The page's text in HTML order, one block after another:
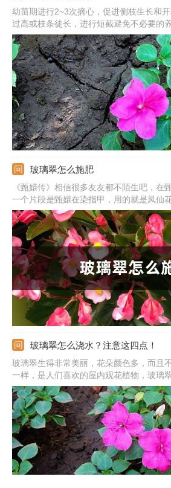
幼苗期进行2~3次摘心，促进侧枝生长和
过高或枝条徒长，进行短截避免不必要的
掉弱小和过密的枝条，在开花后也要进行
更好的生长和来年开花。
玻璃翠怎么施肥
《甄嬛传》相信很多友友都不陌生吧，在
一个片段是甄嬛在染指甲，用的就是凤仙
翠就是苏丹凤仙花，这也是人们喜爱它的
璃翠怎么施肥。
玻璃翠怎么浇水？注意这四点！
玻璃翠生得非常美丽，花朵颜色多，而且
一样，是人们喜欢的屋内观花植物，玻璃
进行繁殖，爆盆后的玻璃翠会美的让你移
体了解一下玻璃翠怎么浇水。